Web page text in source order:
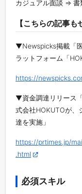
カジュアル面談 ⇒
【こちらの記事も
▼Newspicks掲載「
ラットフォーム「
https://
▼資金調達リリース
式会社HOKUTOが、
達を実施」
https://prtimes.jp/
.html
必須スキル